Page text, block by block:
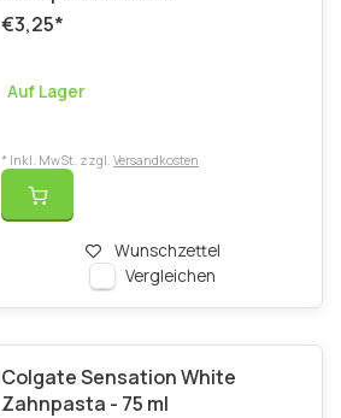
€3,25*
Auf Lager
Wunschzettel
Vergleichen
* Inkl. MwSt. zzgl. Versandkosten
Colgate Sensation White
Zahnpasta - 75 ml